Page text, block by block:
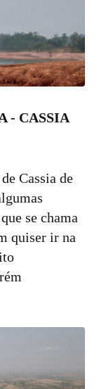
- CASSIA
Cassia de
se chama
quiser ir na